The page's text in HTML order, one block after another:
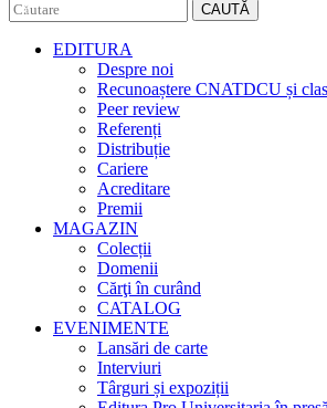
CAUTĂ
EDITURA
Despre noi
Recunoaștere CNATDCU și
Peer review
Referenți
Distribuție
Cariere
Acreditare
Premii
MAGAZIN
Colecții
Domenii
Cărţi în curând
CATALOG
EVENIMENTE
Lansări de carte
Interviuri
Târguri și expoziții